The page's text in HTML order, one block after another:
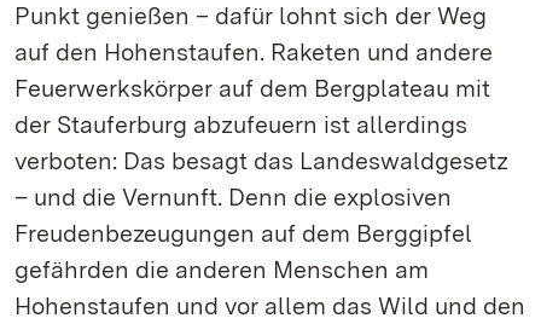
Punkt genießen – dafür lohnt sich der Weg
auf den Hohenstaufen. Raketen und andere
Feuerwerkskörper auf dem Bergplateau mit
der Stauferburg abzufeuern ist allerdings
verboten: Das besagt das Landeswaldgesetz
– und die Vernunft. Denn die explosiven
Freudenbezeugungen auf dem Berggipfel
gefährden die anderen Menschen am
Hohenstaufen und vor allem das Wild und den